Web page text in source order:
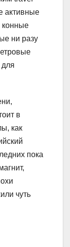
активные
конные
ни разу
в
как
пока
чуть